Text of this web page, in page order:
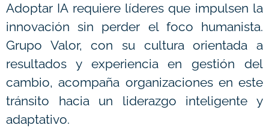
Adoptar IA requiere líderes que impulsen la
innovación sin perder el foco humanista.
Grupo Valor, con su cultura orientada a
resultados y experiencia en gestión del
cambio, acompaña organizaciones en este
tránsito hacia un liderazgo inteligente y
adaptativo.